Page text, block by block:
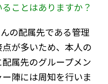
ことはありますか？
の配属先である管理
が多いため、本人の
属先のグループメン
陣には周知を行いま